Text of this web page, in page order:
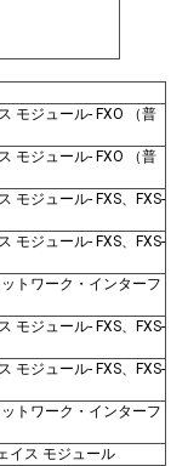
モジュール- FXO （普
モジュール- FXO （普
モジュール- FXS、FXS-
モジュール- FXS、FXS-
トワーク・インターフ
モジュール- FXS、FXS-
モジュール- FXS、FXS-
トワーク・インターフ
イス モジュール